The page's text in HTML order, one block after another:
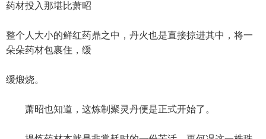
药材投入那堪比萧昭
整个人大小的鲜红药鼎之中，丹火也是直接掠进其中，将一
朵朵药材包裹住，缓
缓煅烧。
萧昭也知道，这炼制聚灵丹便是正式开始了。